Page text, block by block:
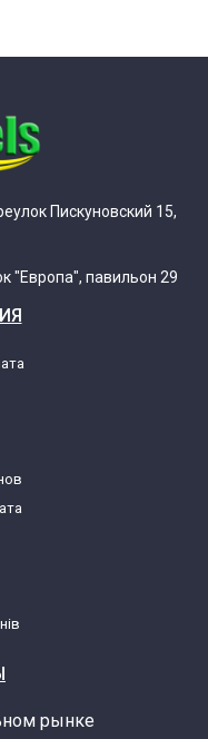
Пискуновский 15,
"Европа", павильон 29
рынке